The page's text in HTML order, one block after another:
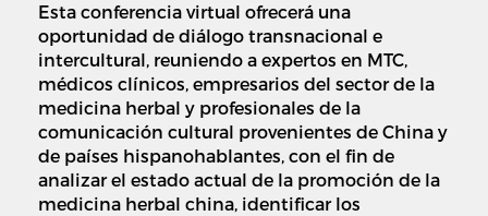
Esta conferencia virtual ofrecerá una
oportunidad de diálogo transnacional e
intercultural, reuniendo a expertos en MTC,
médicos clínicos, empresarios del sector de la
medicina herbal y profesionales de la
comunicación cultural provenientes de China y
de países hispanohablantes, con el fin de
analizar el estado actual de la promoción de la
medicina herbal china, identificar los